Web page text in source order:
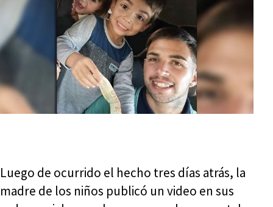
Luego de ocurrido el hecho tres días atrás, la
madre de los niños publicó un video en sus